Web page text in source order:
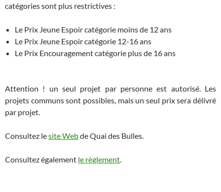
catégories sont plus restrictives :
Le Prix Jeune Espoir catégorie moins de 12 ans
Le Prix Jeune Espoir catégorie 12-16 ans
Le Prix Encouragement catégorie plus de 16 ans
Attention ! un seul projet par personne est autorisé. Les
projets communs sont possibles, mais un seul prix sera délivré
par projet.
Consultez lesite Webde Quai des Bulles.
Consultez également le règlement.